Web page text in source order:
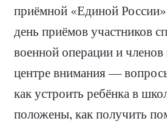
приёмной «Единой
день приёмов участников
военной операции и
центре внимания —
как устроить ребёнка в
положены, как получить